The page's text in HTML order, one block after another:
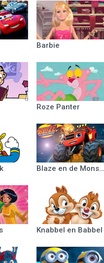
Barbie
Roze Panter
Blaze en de Monsterwielen
Knabbel en Babbel